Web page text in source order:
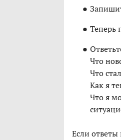
Теперь
Что
Что
Как я
Что я
Если ответы